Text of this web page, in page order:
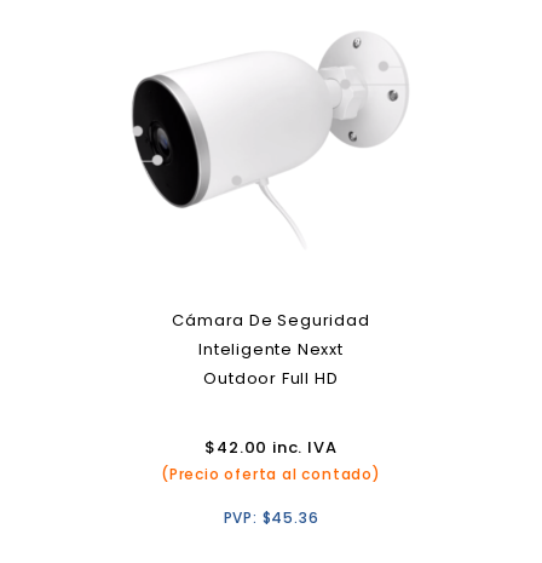
Cámara De Seguridad
Inteligente Nexxt
Outdoor Full HD
$42.00 inc. IVA
(Precio oferta al contado)
PVP: $45.36